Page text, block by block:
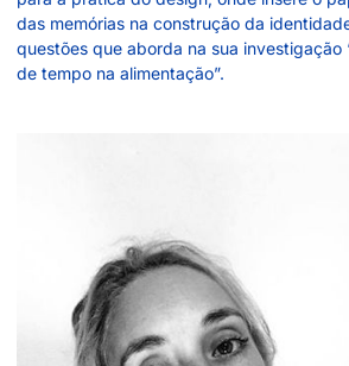
das memórias na construção da
questões que aborda na sua investigação
de tempo na alimentação”.